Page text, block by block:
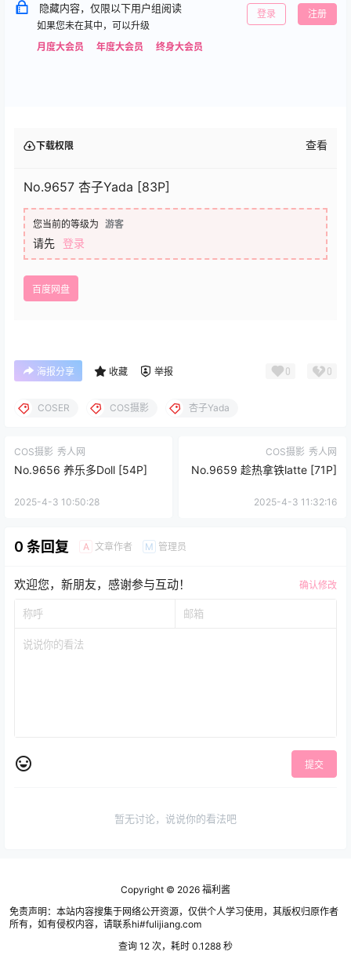
隐藏内容，仅限以下用户组阅读
如果您未在其中，可以升级
月度大会员
年度大会员 终身大会员
登录 注册
下载权限 查看
No.9657 杏子Yada [83P]
您当前的等级为 游客
请先 登录
百度网盘
海报分享 收藏 举报 0 0
COSER COS摄影 杏子Yada
COS摄影 秀人网
No.9656 养乐多Doll [54P]
2025-4-3 10:50:28
COS摄影 秀人网
No.9659 趁热拿铁latte [71P]
2025-4-3 11:32:16
0 条回复 A 文章作者 M 管理员
欢迎您，新朋友，感谢参与互动！ 确认修改
提交
暂无讨论，说说你的看法吧
Copyright © 2026 福利酱
免责声明：本站内容搜集于网络公开资源，仅供个人学习使用，其版权归原作者
所有，如有侵权内容，请联系hi#fulijiang.com
查询 12 次，耗时 0.1288 秒